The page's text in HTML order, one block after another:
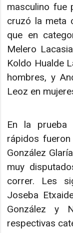
masculino fue
cruzó la meta
que en
Melero
Koldo Hualde
hombres, y
Leoz en
En la prueba
rápidos
González
muy
correr. Les
Joseba
González y
respectivas